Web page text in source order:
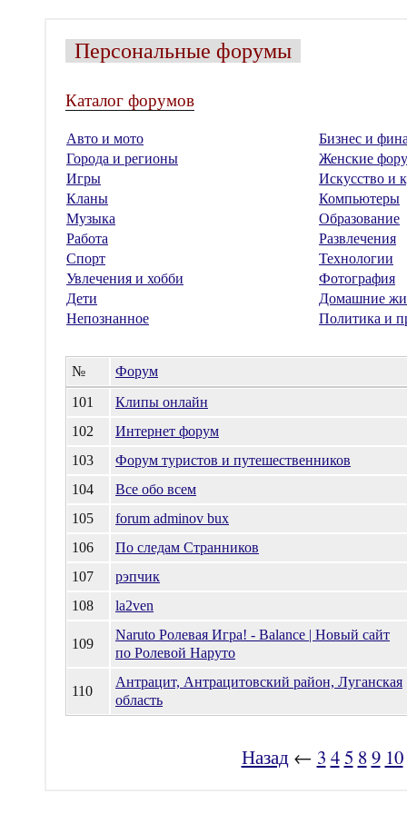
Персональные форумы
Каталог форумов
Авто и мото
Бизнес и
Города и регионы
Женские
Игры
Искусство и
Кланы
Компьютеры
Музыка
Образование
Работа
Развлечения
Спорт
Технологии
Увлечения и хобби
Фотография
Дети
Домашние
Непознанное
Политика и
№
Форум
101
Клипы онлайн
102
Интернет форум
103
Форум туристов и путешественников
104
Все обо всем
105
forum adminov bux
106
По следам Странников
107
рэпчик
108
la2ven
109
Naruto Ролевая Игра! - Balance | Новый сайт
по Ролевой Наруто
110
Антрацит, Антрацитовский район, Луганская
область
Назад← 3 45 89 10